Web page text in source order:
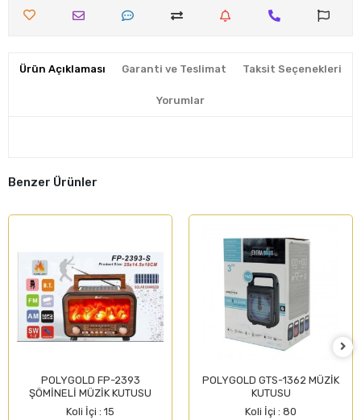
Ürün Açıklaması Garanti ve Teslimat Taksit Seçenekleri
Yorumlar
Benzer Ürünler
POLYGOLD FP-2393
ŞÖMİNELİ MÜZİK KUTUSU
Koli İçi : 15
POLYGOLD GTS-1362 MÜZİK
KUTUSU
Koli İçi : 80